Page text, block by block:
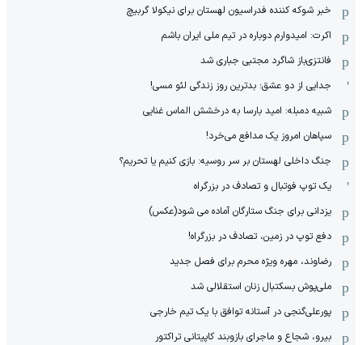
خبر شوکه کننده فدراسیون لهستان برای نیکولا گربیچ
اکرت: امیدوارم دوباره در تیم ملی ایران باشم
فانتزی‌باز شاگرد مجتبی جباری شد
جدایی از دو عشق؛ بدترین روز زندگی لئو مسی!
شبیه دمبله: امید بارسا به درخشش الماس غنایی
سپاهان امروز یک مدافع می‌خرد!
جنگ داخلی لهستان بر سر روسیه: بازی کنیم یا تحریم؟
یک توپ فوتبال و تصادف در بزرگراه
یزدانی برای جنگ ستارگان آماده می شود(عکس)
دفع توپ در زمین، تصادف در بزرگراه!
رضاوند، مهره ویژه محرم برای فصل جدید
ملی‌پوش بسکتبال زنان استقلالی شد
پورعلی‌گنجی در آستانه توافق با یک تیم خارجی
بیرو، شجاع و ماجرای بازوبند کاپیتانی تراکتور